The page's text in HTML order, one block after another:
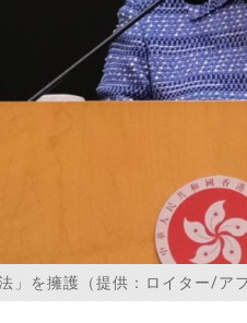
」を擁護（提供：ロイター/アフ